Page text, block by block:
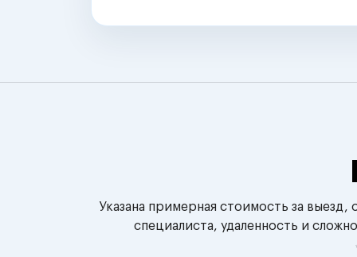
Указана примерная стоимость за
специалиста, удаленность и